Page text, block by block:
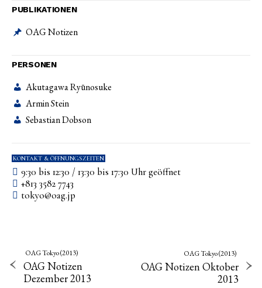
PUBLIKATIONEN
OAG Notizen
PERSONEN
Akutagawa Ryūnosuke
Armin Stein
Sebastian Dobson
KONTAKT & ÖFFNUNGSZEITEN
9:30 bis 12:30 / 13:30 bis 17:30 Uhr geöffnet
+813 3582 7743
tokyo­@­oag­.­jp
OAG Tokyo (2013)
OAG Notizen
Dezember 2013
OAG Tokyo (2013)
OAG Notizen Oktober
2013